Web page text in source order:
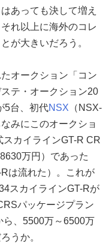
あっても決して増え
れ以上に海外のコレ
が大きいだろう。
オークション「コン
テ・オークション20
5台、初代NSX （NSX-
みにこのオークショ
カイラインGT-R CR
万円）であった
は流れた）。これが
スカイラインGT-Rが
パッケージプラン
ら、5500万～6500万
うか。